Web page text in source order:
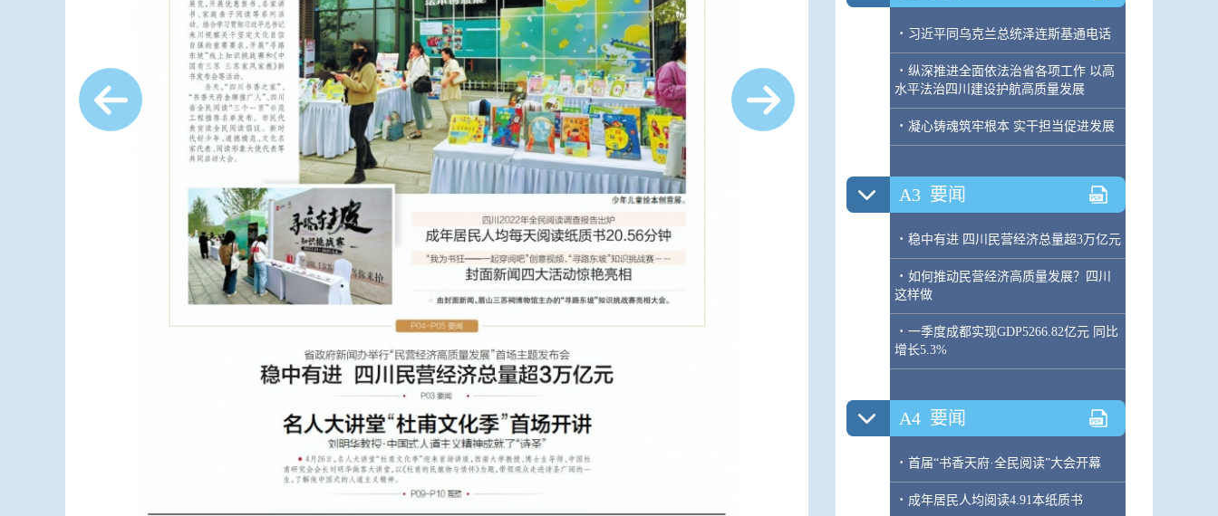
· 习近平同乌克兰总统泽连斯基通电话
· 纵深推进全面依法治省各项工作 以高
水平法治四川建设护航高质量发展
· 凝心铸魂筑牢根本 实干担当促进发展
A3 要闻
· 稳中有进 四川民营经济总量超3万亿元
· 如何推动民营经济高质量发展？四川
这样做
· 一季度成都实现GDP5266.82亿元 同比
增长5.3%
A4 要闻
· 首届“书香天府·全民阅读”大会开幕
· 成年居民人均阅读4.91本纸质书